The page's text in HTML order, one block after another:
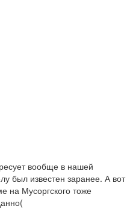
вообще в нашей
был известен заранее. А вот
на Мусоргского тоже